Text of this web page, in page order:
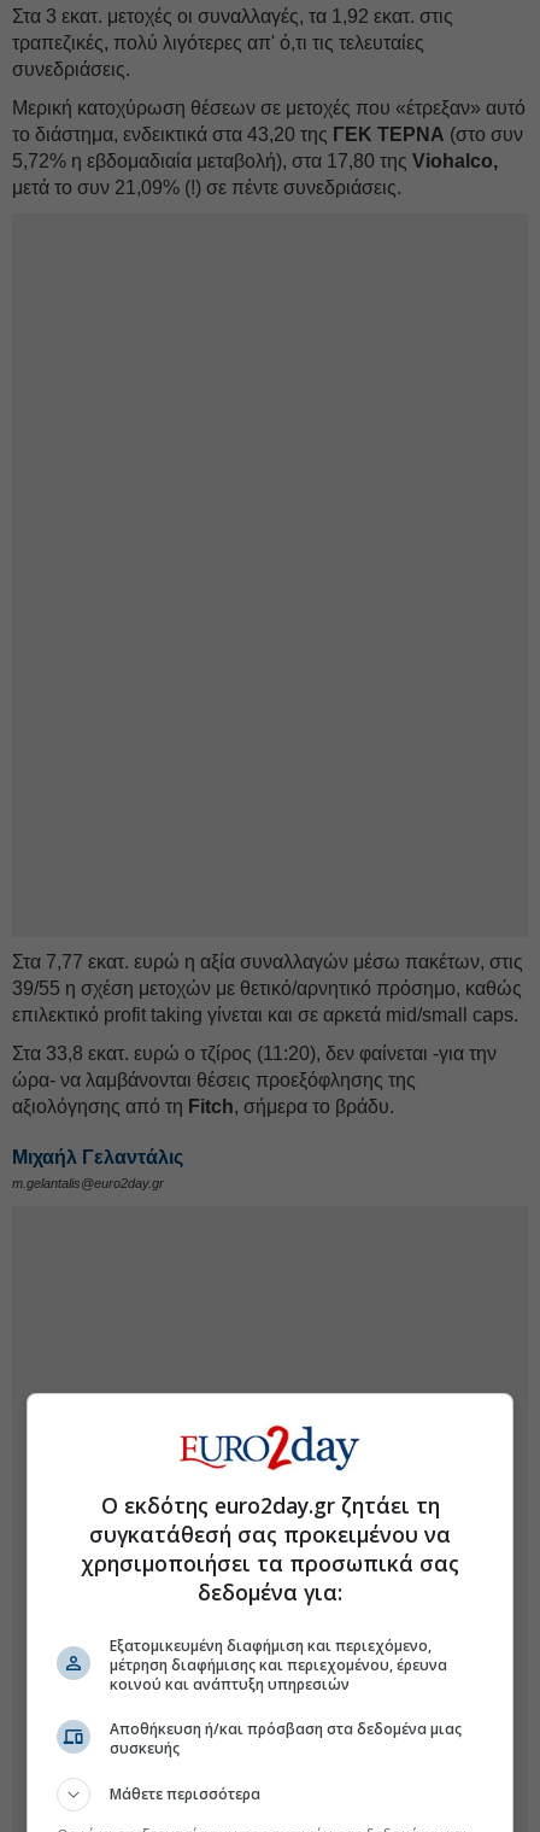
Στα 3 εκατ. μετοχές οι συναλλαγές, τα 1,92 εκατ. στις
τραπεζικές, πολύ λιγότερες απ' ό,τι τις τελευταίες
συνεδριάσεις.
Μερική κατοχύρωση θέσεων σε μετοχές που «έτρεξαν» αυτό
το διάστημα, ενδεικτικά στα 43,20 της ΓΕΚ ΤΕΡΝΑ (στο συν
5,72% η εβδομαδιαία μεταβολή), στα 17,80 της Viohalco,
μετά το συν 21,09% (!) σε πέντε συνεδριάσεις.
Στα 7,77 εκατ. ευρώ η αξία συναλλαγών μέσω πακέτων, στις
39/55 η σχέση μετοχών με θετικό/αρνητικό πρόσημο, καθώς
επιλεκτικό profit taking γίνεται και σε αρκετά mid/small caps.
Στα 33,8 εκατ. ευρώ ο τζίρος (11:20), δεν φαίνεται -για την
ώρα- να λαμβάνονται θέσεις προεξόφλησης της
αξιολόγησης από τη Fitch, σήμερα το βράδυ.
Μιχαήλ Γελαντάλις
m.gelantalis@euro2day.gr
Ο εκδότης euro2day.gr ζητάει τη
συγκατάθεσή σας προκειμένου να
χρησιμοποιήσει τα προσωπικά σας
δεδομένα για:
Εξατομικευμένη διαφήμιση και περιεχόμενο,
μέτρηση διαφήμισης και περιεχομένου, έρευνα
κοινού και ανάπτυξη υπηρεσιών
Αποθήκευση ή/και πρόσβαση στα δεδομένα μιας
συσκευής
Μάθετε περισσότερα